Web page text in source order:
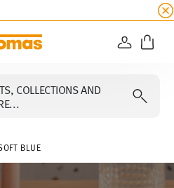
45% discount on all
LOGIN
COLLECTIONS AND
BLUE